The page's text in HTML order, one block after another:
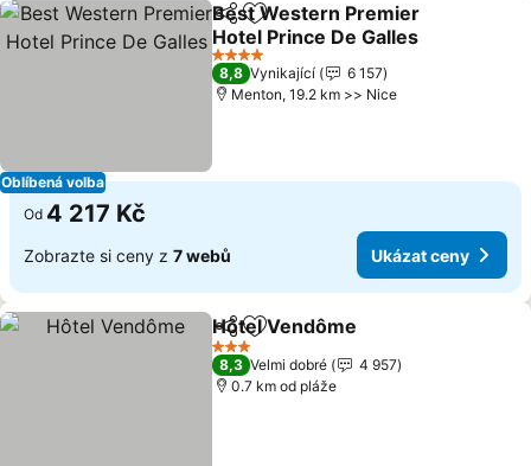
Oblíbená volba
SdíletPřidat na seznam oblíbených
Best Western Premier
Hotel Prince De Galles
4 Počet hvězdiček
8,8 Vynikající
6 157
Menton, 19.2 km >> Nice
Od 4 217 Kč
Zobrazte si ceny z 7 webů Ukázat ceny
SdíletPřidat na seznam oblíbených
Hôtel Vendôme
3 Počet hvězdiček
8,3 Velmi dobré
4 957
0.7 km od pláže